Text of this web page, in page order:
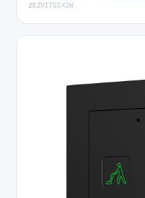
ZEZVIT55X2W